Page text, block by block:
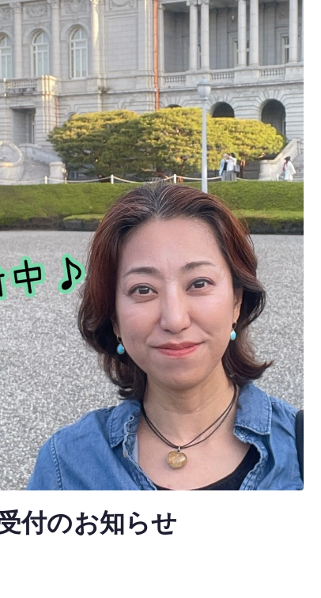
付のお知らせ